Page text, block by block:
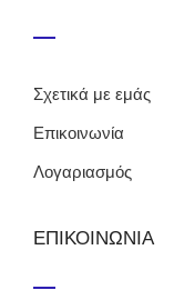
Σχετικά με εμάς
Επικοινωνία
Λογαριασμός
ΕΠΙΚΟΙΝΩΝΙΑ